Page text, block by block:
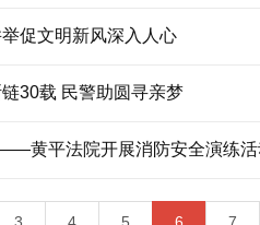
促文明新风深入人心
30载 民警助圆寻亲梦
黄平法院开展消防安全演练活